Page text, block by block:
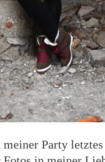
Party